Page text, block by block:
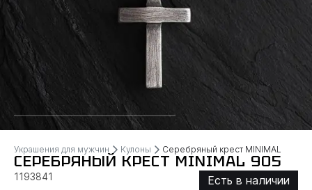
Украшения для мужчин Кулоны Серебряный крест MINIMAL
СЕРЕБРЯНЫЙ КРЕСТ MINIMAL 905
1193841
Есть в наличии